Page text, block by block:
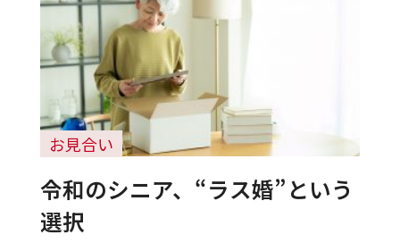
お見合い
令和のシニア、“ラス婚”という
選択